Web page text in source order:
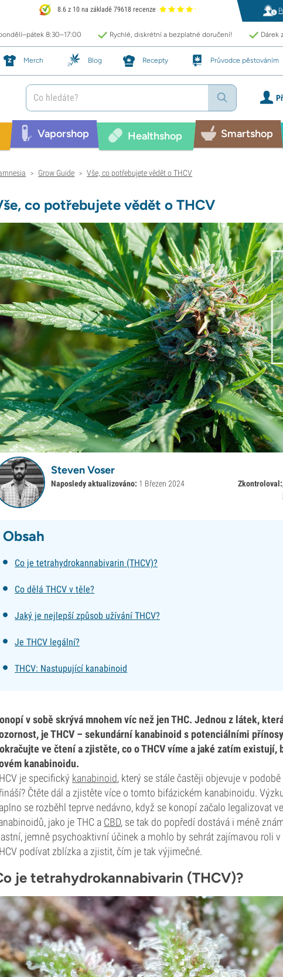
8.6 z 10 na základě 79618 recenze
8:30–17:00 Rychlé, diskrétní a bezplatné doručení! Dárek
Merch Blog Recepty Průvodce pěstováním
Vaporshop Healthshop Smartshop
> Grow Guide > Vše, co potřebujete vědět o THCV
co potřebujete vědět o THCV
Steven Voser
Naposledy aktualizováno: 1 Březen 2024 Zkontroloval:
Obsah
Co je tetrahydrokannabivarin (THCV)?
Co dělá THCV v těle?
Jaký je nejlepší způsob užívání THCV?
Je THCV legální?
THCV: Nastupující kanabinoid
v sobě skrývá mnohem víc než jen THC. Jednou z látek,
je THCV – sekundární kanabinoid s potenciálními
ve čtení a zjistěte, co o THCV víme a jaké zatím
kanabinoidu.
je specifický kanabinoid, který se stále častěji objevuje v podobě
Čtěte dál a zjistěte více o tomto bifázickém kanabinoidu.
se rozběhl teprve nedávno, když se konopí začalo legalizovat
jako je THC a CBD, se tak do popředí dostává i méně
jemně psychoaktivní účinek a mohlo by sehrát zajímavou roli
podívat zblízka a zjistit, čím je tak výjimečné.
je tetrahydrokannabivarin (THCV)?